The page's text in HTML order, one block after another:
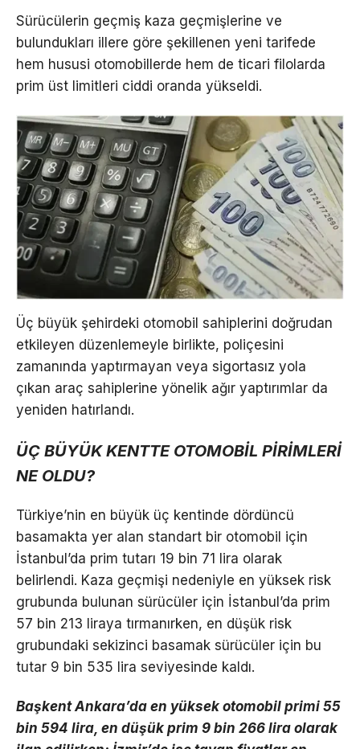
Sürücülerin geçmiş kaza geçmişlerine ve
bulundukları illere göre şekillenen yeni tarifede
hem hususi otomobillerde hem de ticari filolarda
prim üst limitleri ciddi oranda yükseldi.
Üç büyük şehirdeki otomobil sahiplerini doğrudan
etkileyen düzenlemeyle birlikte, poliçesini
zamanında yaptırmayan veya sigortasız yola
çıkan araç sahiplerine yönelik ağır yaptırımlar da
yeniden hatırlandı.
ÜÇ BÜYÜK KENTTE OTOMOBİL PİRİMLERİ
NE OLDU?
Türkiye’nin en büyük üç kentinde dördüncü
basamakta yer alan standart bir otomobil için
İstanbul’da prim tutarı 19 bin 71 lira olarak
belirlendi. Kaza geçmişi nedeniyle en yüksek risk
grubunda bulunan sürücüler için İstanbul’da prim
57 bin 213 liraya tırmanırken, en düşük risk
grubundaki sekizinci basamak sürücüler için bu
tutar 9 bin 535 lira seviyesinde kaldı.
Başkent Ankara’da en yüksek otomobil primi 55
bin 594 lira, en düşük prim 9 bin 266 lira olarak